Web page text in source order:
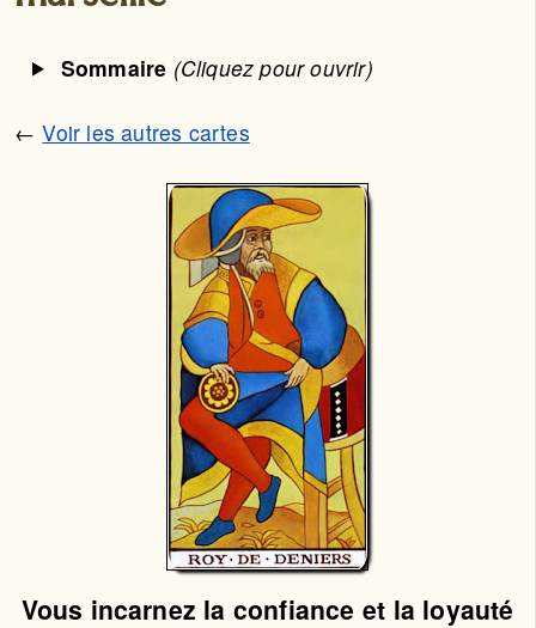
Sommaire (Cliquez pour ouvrir)
←Voir les autres cartes
Vous incarnez la confiance et la loyauté